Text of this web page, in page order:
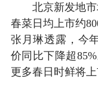
北京新发地
春菜日均上市约
张月琳透露，今
价同比下降超
更多春日时鲜将上